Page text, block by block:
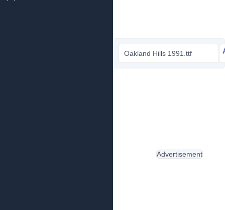
Oakland Hills 1991.ttf
Advertisement